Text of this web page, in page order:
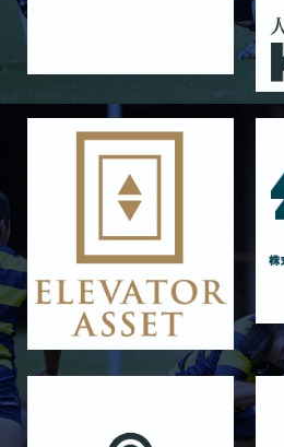
GALLERY
11月30日 同志社大学
GALLERY
11月29日 同志社大学Jr.col.
2025/11/23
11月23日 摂南大学
2025/11/22
11月22日 摂南大学Jr.Col
2025/11/15
GALLERY
11月16日 関西大学Jr.Col
2025/11/09
GALLERY
11月9日 関西大学
GALLERY
10月25日 天理大学Jr.Col.